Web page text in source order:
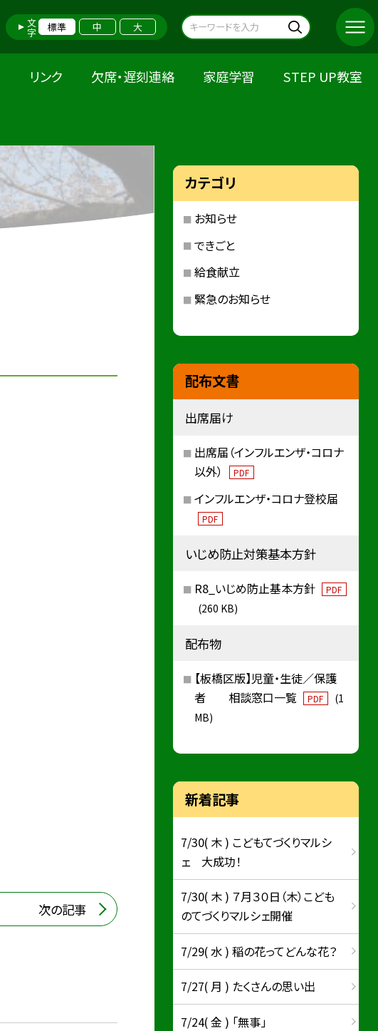
文字 標準 中 大
リンク 欠席・遅刻連絡 家庭学習 STEP UP教室
次の記事
カテゴリ
お知らせ
できごと
給食献立
緊急のお知らせ
配布文書
出席届け
出席届（インフルエンザ・コロナ
以外）
PDF
インフルエンザ・コロナ登校届
PDF
いじめ防止対策基本方針
R8_いじめ防止基本方針 PDF
(260 KB)
配布物
【板橋区版】児童・生徒／保護
者 相談窓口一覧
PDF
(1
MB)
新着記事
7/30( 木 ) こどもてづくりマルシ
ェ 大成功！
7/30( 木 ) ７月３０日（木）こども
のてづくりマルシェ開催
7/29( 水 ) 稲の花ってどんな花？
7/27( 月 ) たくさんの思い出
7/24( 金 ) 「無事」